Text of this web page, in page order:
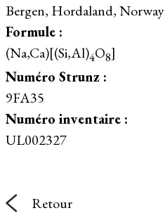
Bergen, Hordaland, Norway
Formule :
(Na,Ca)[(Si,Al)4O8]
Numéro Strunz :
9FA35
Numéro inventaire :
UL002327
Retour